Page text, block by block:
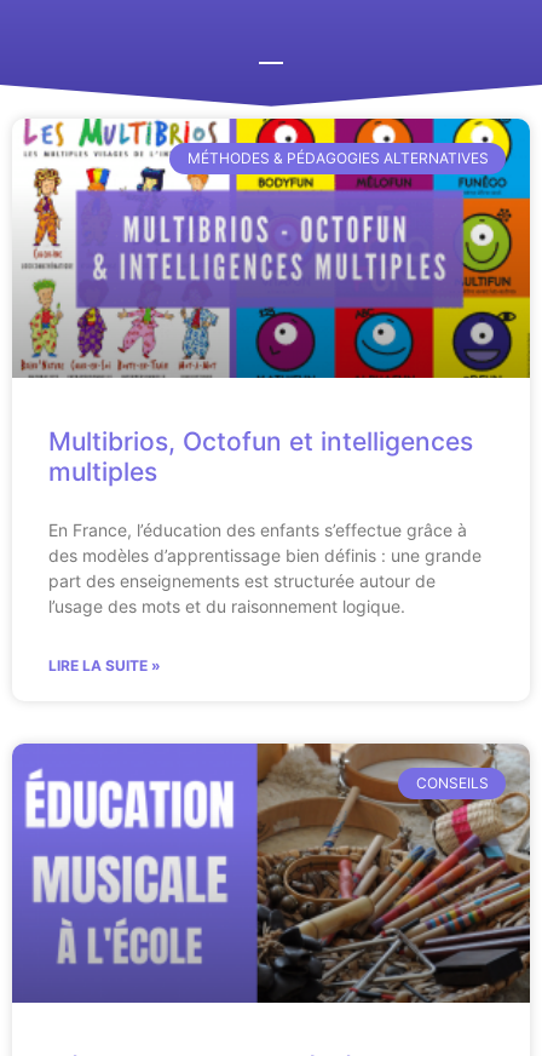
MÉTHODES & PÉDAGOGIES ALTERNATIVES
Multibrios, Octofun et intelligences
multiples
En France, l’éducation des enfants s’effectue grâce à
des modèles d’apprentissage bien définis : une grande
part des enseignements est structurée autour de
l’usage des mots et du raisonnement logique.
LIRE LA SUITE »
CONSEILS